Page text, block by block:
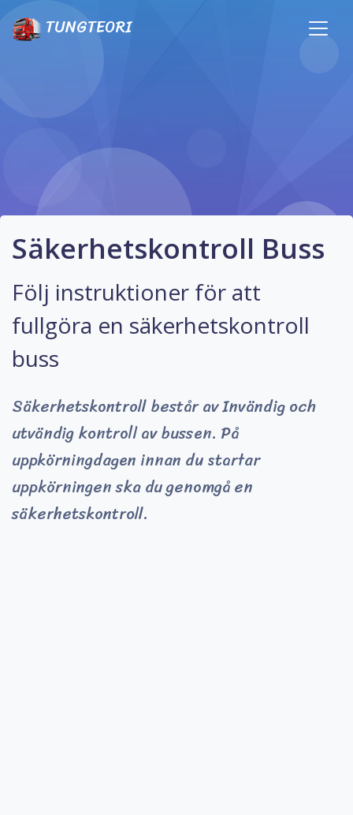
TUNGTEORI
Säkerhetskontroll Buss
Följ instruktioner för att
fullgöra en säkerhetskontroll
buss
Säkerhetskontroll består av Invändig och
utvändig kontroll av bussen. På
uppkörningdagen innan du startar
uppkörningen ska du genomgå en
säkerhetskontroll.